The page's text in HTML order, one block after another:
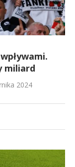
miliard
2024